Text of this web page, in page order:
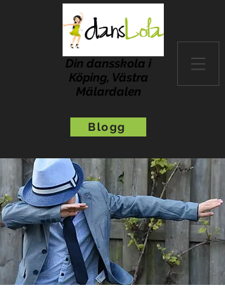
Din dansskola i
Köping, Västra
Mälardalen
Blogg